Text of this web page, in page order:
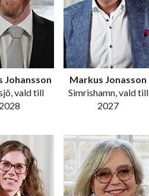
Johansson
vald till
2028
Markus Jonasson
Simrishamn, vald till
2027